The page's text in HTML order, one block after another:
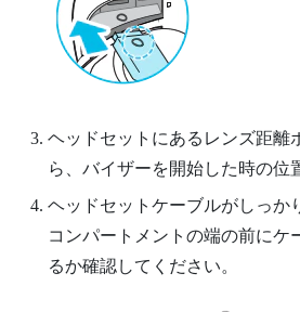
ヘッドセットにあるレンズ距離
ら、バイザーを開始した時の位
ヘッドセットケーブルがしっか
コンパートメントの端の前にケ
るか確認してください。